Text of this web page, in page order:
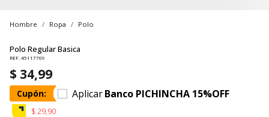
Hombre Ropa Polo
Polo Regular Basica
REF. 45117709
$ 34,99
Cupón: AplicarBanco PICHINCHA 15%OFF
$ 29,90